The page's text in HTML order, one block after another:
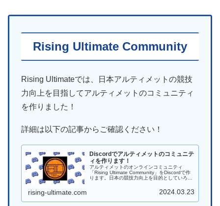
Rising Ultimate Community
Rising Ultimateでは、日本アルティメットの競技
力向上を目指してアルティメットのコミュニティ
を作りました！
詳細は以下の記事からご確認ください！
Discordでアルティメットのコミュニテ
ィを作ります！
アルティメットのオンラインコミュニティ
「Rising Ultimate Community」をDiscordで作
ります。日本の競技力向上を目的としていろん
rising-ultimate.com 2024.03.23